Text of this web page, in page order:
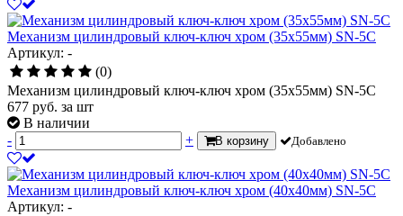
Механизм цилиндровый ключ-ключ хром (35х55мм) SN-5C
Артикул: -
(0)
Механизм цилиндровый ключ-ключ хром (35х55мм) SN-5C
677 руб. за шт
В наличии
-
+ В корзину Добавлено
Механизм цилиндровый ключ-ключ хром (40х40мм) SN-5C
Артикул: -